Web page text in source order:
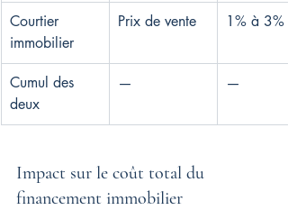
Courtier
immobilier
Prix de vente 1% à 3%
Cumul des
deux
— —
Impact sur le coût total du
financement immobilier